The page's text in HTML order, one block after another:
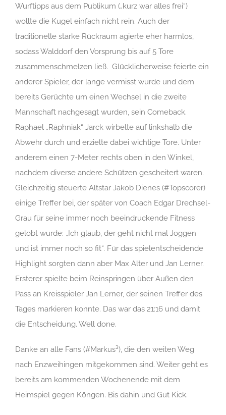
Wurftipps aus dem Publikum („kurz war alles frei“)
wollte die Kugel einfach nicht rein. Auch der
traditionelle starke Rückraum agierte eher harmlos,
sodass Walddorf den Vorsprung bis auf 5 Tore
zusammenschmelzen ließ. Glücklicherweise feierte ein
anderer Spieler, der lange vermisst wurde und dem
bereits Gerüchte um einen Wechsel in die zweite
Mannschaft nachgesagt wurden, sein Comeback.
Raphael „Räphniak“ Jarck wirbelte auf linkshalb die
Abwehr durch und erzielte dabei wichtige Tore. Unter
anderem einen 7-Meter rechts oben in den Winkel,
nachdem diverse andere Schützen gescheitert waren.
Gleichzeitig steuerte Altstar Jakob Dienes (#Topscorer)
einige Treffer bei, der später von Coach Edgar Drechsel-
Grau für seine immer noch beeindruckende Fitness
gelobt wurde: „Ich glaub, der geht nicht mal Joggen
und ist immer noch so fit“. Für das spielentscheidende
Highlight sorgten dann aber Max Alter und Jan Lerner.
Ersterer spielte beim Reinspringen über Außen den
Pass an Kreisspieler Jan Lerner, der seinen Treffer des
Tages markieren konnte. Das war das 21:16 und damit
die Entscheidung. Well done.
Danke an alle Fans (#Markus³), die den weiten Weg
nach Enzweihingen mitgekommen sind. Weiter geht es
bereits am kommenden Wochenende mit dem
Heimspiel gegen Köngen. Bis dahin und Gut Kick.